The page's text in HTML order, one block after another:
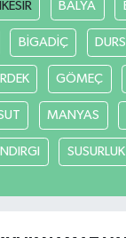
BALYA
BİGADİÇ
GÖMEÇ
MANYAS
SUSURLUK